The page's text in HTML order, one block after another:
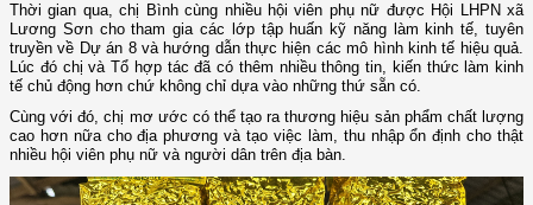
Thời gian qua, chị Bình cùng nhiều hội viên phụ nữ được Hội LHPN xã
Lương Sơn cho tham gia các lớp tập huấn kỹ năng làm kinh tế, tuyên
truyền về Dự án 8 và hướng dẫn thực hiện các mô hình kinh tế hiệu quả.
Lúc đó chị và Tổ hợp tác đã có thêm nhiều thông tin, kiến thức làm kinh
tế chủ động hơn chứ không chỉ dựa vào những thứ sẵn có.
Cùng với đó, chị mơ ước có thể tạo ra thương hiệu sản phẩm chất lượng
cao hơn nữa cho địa phương và tạo việc làm, thu nhập ổn định cho thật
nhiều hội viên phụ nữ và người dân trên địa bàn.